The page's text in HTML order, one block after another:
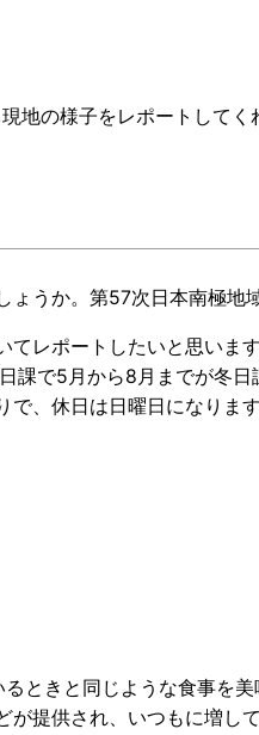
地の様子をレポートしてく
うか。第57次日本南極地
レポートしたいと思います
課で5月から8月までが冬日
で、休日は日曜日になりま
ときと同じような食事を
提供され、いつもに増し